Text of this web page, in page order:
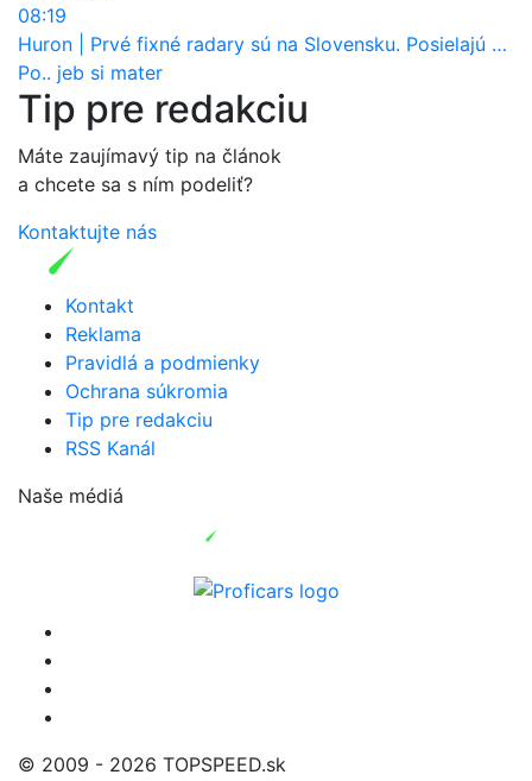
08:19
Huron
Prvé fixné radary sú na Slovensku. Posielajú už pokuty? Ukáže ich Waze?
Po.. jeb si mater
Tip pre redakciu
Máte zaujímavý tip na článok
a chcete sa s ním podeliť?
Kontaktujte nás
Kontakt
Reklama
Pravidlá a podmienky
Ochrana súkromia
Tip pre redakciu
RSS Kanál
Naše médiá
© 2009 - 2026 TOPSPEED.sk